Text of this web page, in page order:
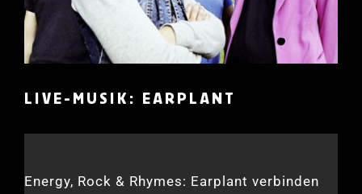
LIVE-MUSIK: EARPLANT
Energy, Rock & Rhymes: Earplant verbinden